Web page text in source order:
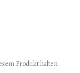
Produkt halten